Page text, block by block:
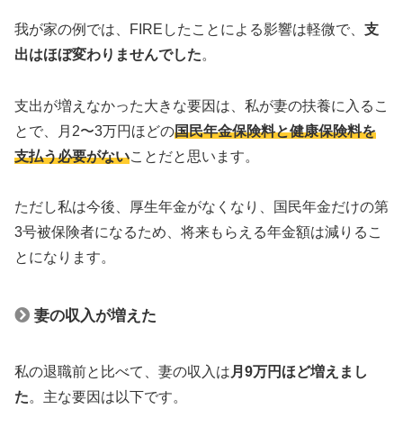
我が家の例では、FIREしたことによる影響は軽微で、 支
出はほぼ変わりませんでした。
支出が増えなかった大きな要因は、私が妻の扶養に入るこ
とで、月2〜3万円ほどの国民年金保険料と健康保険料を
支払う必要がないことだと思います。
ただし私は今後、厚生年金がなくなり、国民年金だけの第
3号被保険者になるため、将来もらえる年金額は減りるこ
とになります。
妻の収入が増えた
私の退職前と比べて、妻の収入は 月9万円ほど増えまし
た。主な要因は以下です。